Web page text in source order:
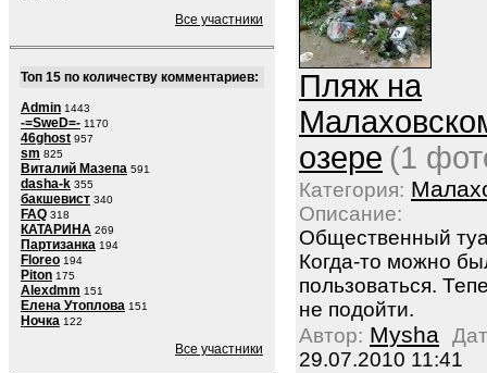
Все участники
Топ 15 по количеству комментариев:
Admin 1443
-=SweD=- 1170
46ghost 957
sm 825
Виталий Мазепа 591
dasha-k 355
бакшевист 340
FAQ 318
КАТАРИНА 269
Партизанка 194
Floreo 194
Piton 175
Alexdmm 151
Елена Утоплова 151
Ночка 122
Все участники
Пляж на
озере (1
Категория:
Описание:
Общественный
Когда-то можно
пользоваться.
не подойти.
Автор: Mysha
29.07.2010 11:41